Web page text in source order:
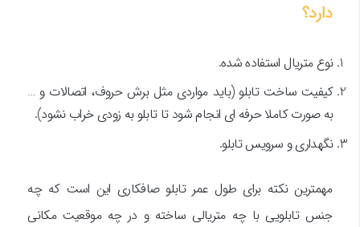
دارد؟
نوع متریال استفاده شده.
کیفیت ساخت تابلو (باید مواردی مثل برش حروف، اتصالات و …
به صورت کاملا حرفه ای انجام شود تا تابلو به زودی خراب نشود).
نگهداری و سرویس تابلو.
مهمترین نکته برای طول عمر تابلو صافکاری این است که چه
جنس تابلویی با چه متریالی ساخته و در چه موقعیت مکانی